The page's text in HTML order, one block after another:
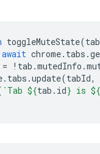
toggleMuteState(
await chrome. tabs .
= ! tab .mutedInfo .
. tabs .update(tabId,
`Tab ${tab . id} is ${